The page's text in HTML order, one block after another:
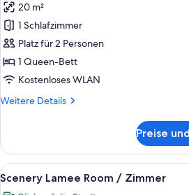
Superior
Zimmer
im
TOPAZZ
anzeigen
20 m²
1 Schlafzimmer
Platz für 2 Personen
1 Queen-Bett
Kostenloses WLAN
Weitere Details
Weitere
Zimmer
im
TOPAZZ
Preise
Alle
Fotos
Ein
3
Scenery Lamee Room / Zimmer